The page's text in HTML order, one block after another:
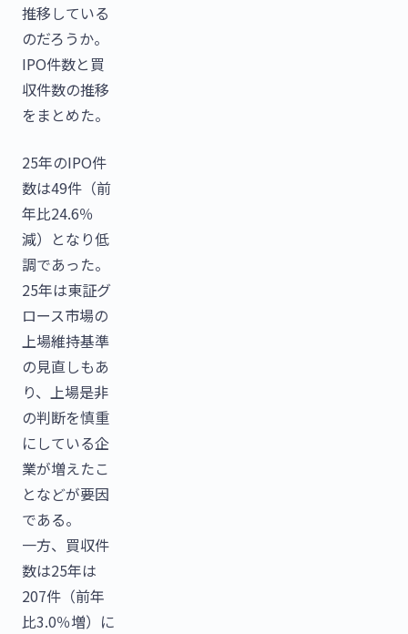
推移している
のだろうか。
IPO件数と買
収件数の推移
をまとめた。
25年のIPO件
数は49件（前
年比24.6％
減）となり低
調であった。
25年は東証グ
ロース市場の
上場維持基準
の見直しもあ
り、上場是非
の判断を慎重
にしている企
業が増えたこ
となどが要因
である。
一方、買収件
数は25年は
207件（前年
比3.0％増）に